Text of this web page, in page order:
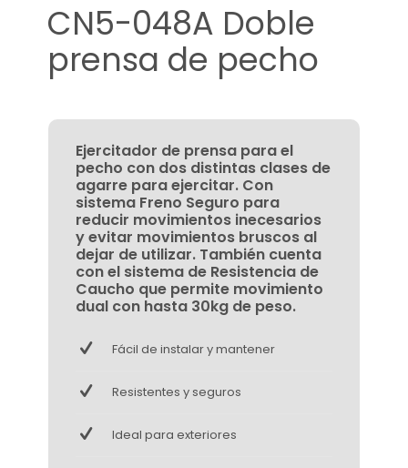
CN5-048A Doble
prensa de pecho
Ejercitador de prensa para el
pecho con dos distintas clases de
agarre para ejercitar. Con
sistema Freno Seguro para
reducir movimientos inecesarios
y evitar movimientos bruscos al
dejar de utilizar. También cuenta
con el sistema de Resistencia de
Caucho que permite movimiento
dual con hasta 30kg de peso.
Fácil de instalar y mantener
Resistentes y seguros
Ideal para exteriores